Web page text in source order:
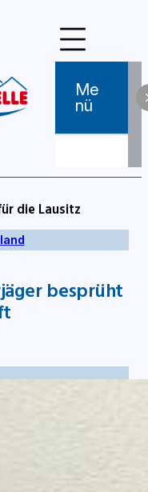
Me
Nü
die Lausitz
besprüht